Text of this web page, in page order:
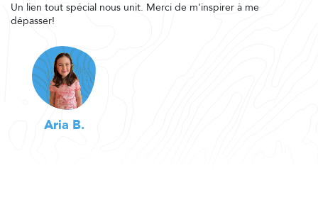
Un lien tout spécial nous unit. Merci de m'inspirer à me
dépasser!
Aria B.